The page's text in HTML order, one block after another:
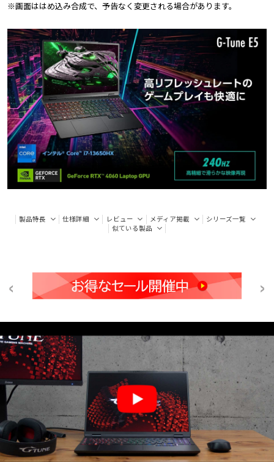
※画面ははめ込み合成で、予告なく変更される場合があります。
製品特長 仕様詳細 レビュー メディア掲載
シリーズ一覧
似ている製品